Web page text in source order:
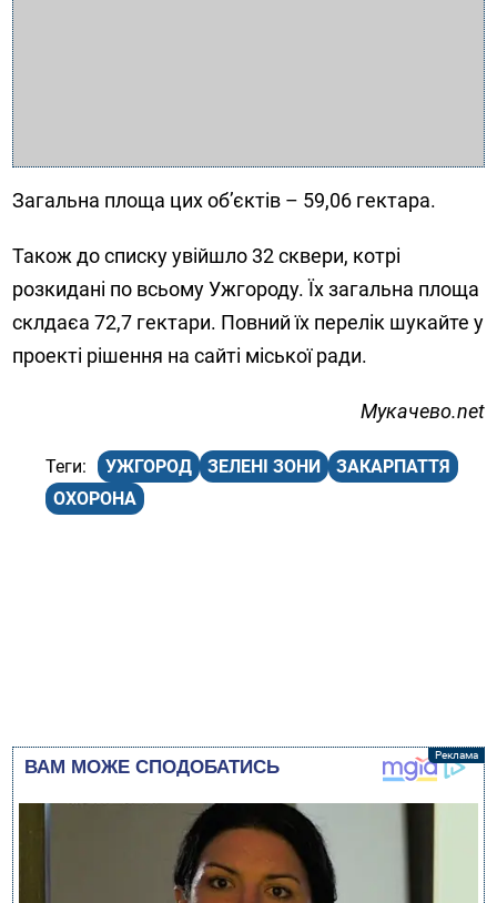
Загальна площа цих об’єктів – 59,06 гектара.
Також до списку увійшло 32 сквери, котрі
розкидані по всьому Ужгороду. Їх загальна площа
склдаєа 72,7 гектари. Повний їх перелік шукайте у
проекті рішення на сайті міської ради.
Мукачево.net
УЖГОРОД ЗЕЛЕНІ ЗОНИ
ЗАКАРПАТТЯ
ОХОРОНА